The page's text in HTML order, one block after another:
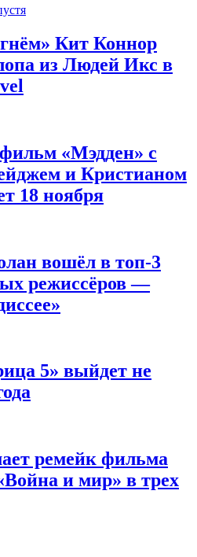
Кит Коннор
из Людей Икс в
«Мэдден» с
и Кристианом
18 ноября
вошёл в топ-3
режиссёров —
5» выйдет не
ремейк фильма
и мир» в трех